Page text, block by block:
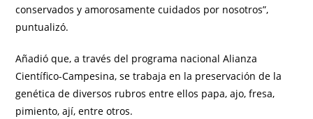
conservados y amorosamente cuidados por nosotros”,
puntualizó.
Añadió que, a través del programa nacional Alianza
Científico-Campesina, se trabaja en la preservación de la
genética de diversos rubros entre ellos papa, ajo, fresa,
pimiento, ají, entre otros.